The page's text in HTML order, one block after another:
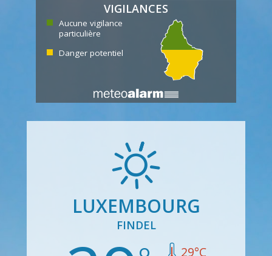
VIGILANCES
Aucune vigilance
particulière
Danger potentiel
LUXEMBOURG
FINDEL
29°C